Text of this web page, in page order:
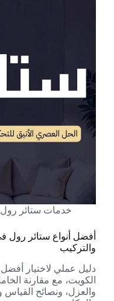
خدمات ستائر رول
أفضل أنواع ستائر رول
والتركيب
دليل عملي لاختيار
الكويت، مع مقارنة
والعزل، ونصائح القياس